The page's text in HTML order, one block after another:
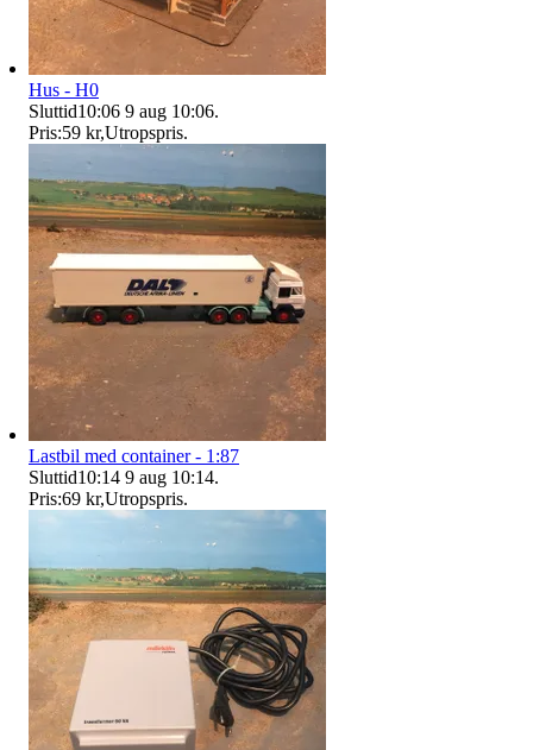
Hus - H0
Sluttid10:06 9 aug 10:06.
Pris:59 kr,Utropspris.
Lastbil med container - 1:87
Sluttid10:14 9 aug 10:14.
Pris:69 kr,Utropspris.